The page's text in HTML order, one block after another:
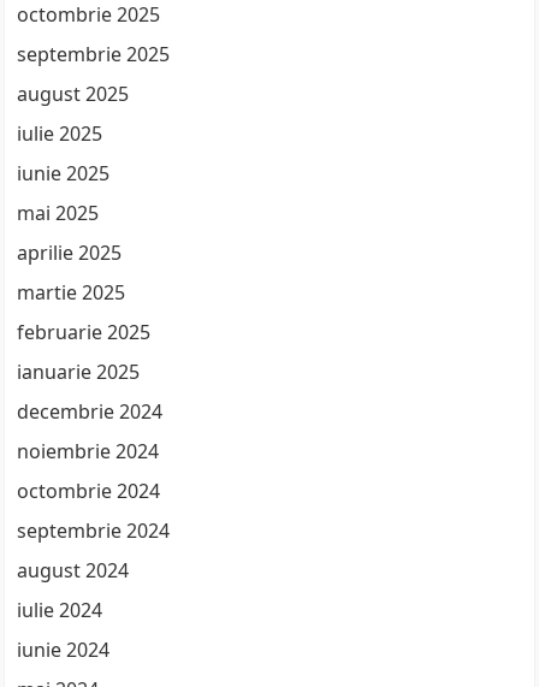
octombrie 2025
septembrie 2025
august 2025
iulie 2025
iunie 2025
mai 2025
aprilie 2025
martie 2025
februarie 2025
ianuarie 2025
decembrie 2024
noiembrie 2024
octombrie 2024
septembrie 2024
august 2024
iulie 2024
iunie 2024